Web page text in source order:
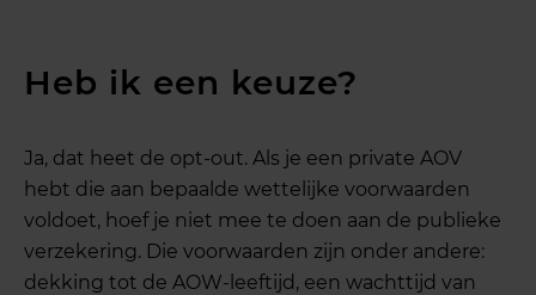
Heb ik een keuze?
Ja, dat heet de opt-out. Als je een private AOV
hebt die aan bepaalde wettelijke voorwaarden
voldoet, hoef je niet mee te doen aan de publieke
verzekering. Die voorwaarden zijn onder andere:
dekking tot de AOW-leeftijd, een wachttijd van